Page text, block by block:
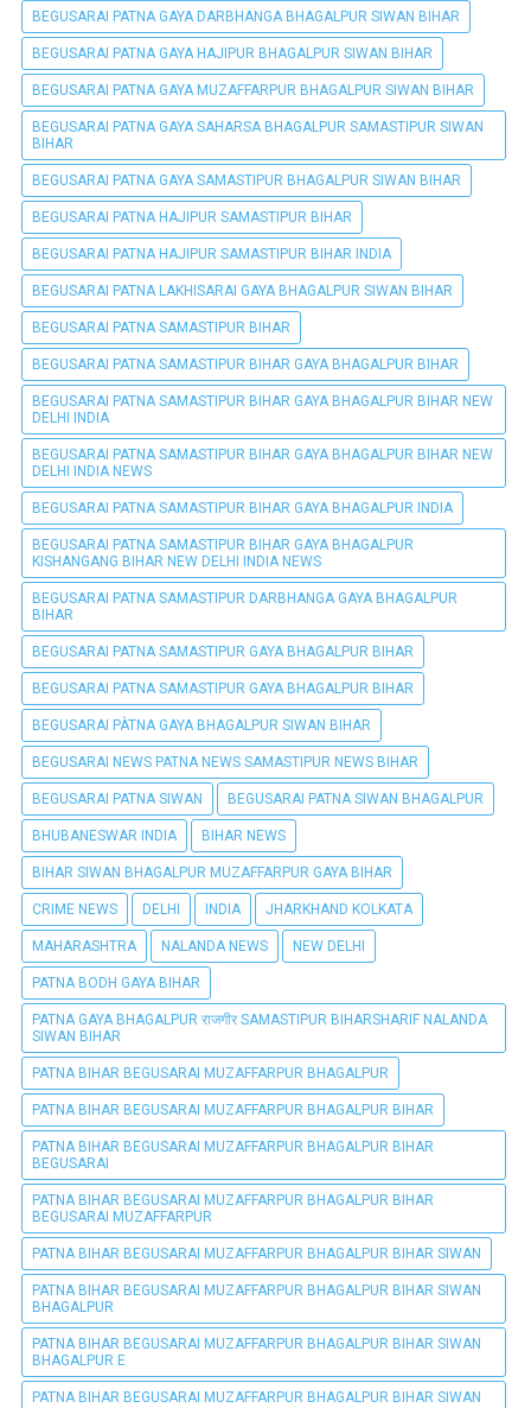
BEGUSARAI PATNA GAYA DARBHANGA BHAGALPUR SIWAN BIHAR
BEGUSARAI PATNA GAYA HAJIPUR BHAGALPUR SIWAN BIHAR
BEGUSARAI PATNA GAYA MUZAFFARPUR BHAGALPUR SIWAN BIHAR
BEGUSARAI PATNA GAYA SAHARSA BHAGALPUR SAMASTIPUR SIWAN
BIHAR
BEGUSARAI PATNA GAYA SAMASTIPUR BHAGALPUR SIWAN BIHAR
BEGUSARAI PATNA HAJIPUR SAMASTIPUR BIHAR
BEGUSARAI PATNA HAJIPUR SAMASTIPUR BIHAR INDIA
BEGUSARAI PATNA LAKHISARAI GAYA BHAGALPUR SIWAN BIHAR
BEGUSARAI PATNA SAMASTIPUR BIHAR
BEGUSARAI PATNA SAMASTIPUR BIHAR GAYA BHAGALPUR BIHAR
BEGUSARAI PATNA SAMASTIPUR BIHAR GAYA BHAGALPUR BIHAR NEW
DELHI INDIA
BEGUSARAI PATNA SAMASTIPUR BIHAR GAYA BHAGALPUR BIHAR NEW
DELHI INDIA NEWS
BEGUSARAI PATNA SAMASTIPUR BIHAR GAYA BHAGALPUR INDIA
BEGUSARAI PATNA SAMASTIPUR BIHAR GAYA BHAGALPUR
KISHANGANG BIHAR NEW DELHI INDIA NEWS
BEGUSARAI PATNA SAMASTIPUR DARBHANGA GAYA BHAGALPUR
BIHAR
BEGUSARAI PATNA SAMASTIPUR GAYA BHAGALPUR BIHAR
BEGUSARAI PATNA SAMASTIPUR GAYA BHAGALPUR BIHAR
BEGUSARAI PÀTNA GAYA BHAGALPUR SIWAN BIHAR
BEGUSARAI NEWS PATNA NEWS SAMASTIPUR NEWS BIHAR
BEGUSARAI PATNA SIWAN BEGUSARAI PATNA SIWAN BHAGALPUR
BHUBANESWAR INDIA BIHAR NEWS
BIHAR SIWAN BHAGALPUR MUZAFFARPUR GAYA BIHAR
CRIME NEWS DELHI INDIA JHARKHAND KOLKATA
MAHARASHTRA NALANDA NEWS NEW DELHI
PATNA BODH GAYA BIHAR
PATNA GAYA BHAGALPUR राजगीर SAMASTIPUR BIHARSHARIF NALANDA
SIWAN BIHAR
PATNA BIHAR BEGUSARAI MUZAFFARPUR BHAGALPUR
PATNA BIHAR BEGUSARAI MUZAFFARPUR BHAGALPUR BIHAR
PATNA BIHAR BEGUSARAI MUZAFFARPUR BHAGALPUR BIHAR
BEGUSARAI
PATNA BIHAR BEGUSARAI MUZAFFARPUR BHAGALPUR BIHAR
BEGUSARAI MUZAFFARPUR
PATNA BIHAR BEGUSARAI MUZAFFARPUR BHAGALPUR BIHAR SIWAN
PATNA BIHAR BEGUSARAI MUZAFFARPUR BHAGALPUR BIHAR SIWAN
BHAGALPUR
PATNA BIHAR BEGUSARAI MUZAFFARPUR BHAGALPUR BIHAR SIWAN
BHAGALPUR E
PATNA BIHAR BEGUSARAI MUZAFFARPUR BHAGALPUR BIHAR SIWAN